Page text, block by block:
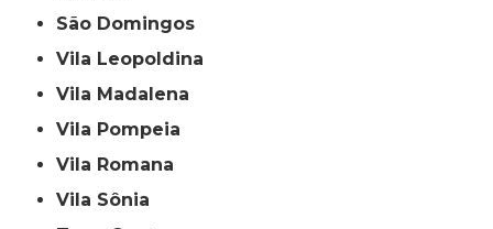
São Domingos
Vila Leopoldina
Vila Madalena
Vila Pompeia
Vila Romana
Vila Sônia